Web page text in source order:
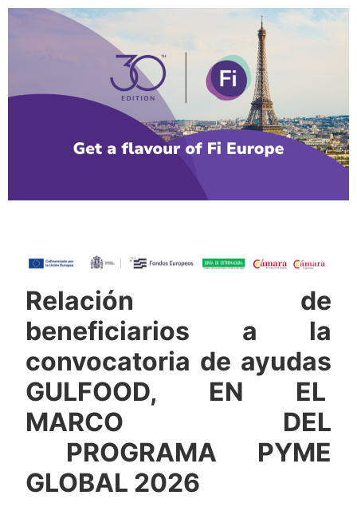
Relación de
beneficiarios a la
convocatoria de ayudas
GULFOOD, EN EL
MARCO DEL
PROGRAMA PYME
GLOBAL 2026